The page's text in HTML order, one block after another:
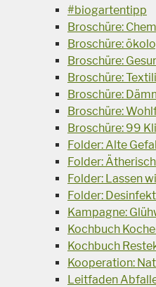
#biogartentipp
Broschüre:
Broschüre:
Broschüre:
Broschüre:
Broschüre:
Broschüre:
Broschüre: 99
Folder: Alte
Folder:
Folder: Lassen
Folder:
Kampagne:
Kochbuch
Kochbuch
Kooperation:
Leitfaden